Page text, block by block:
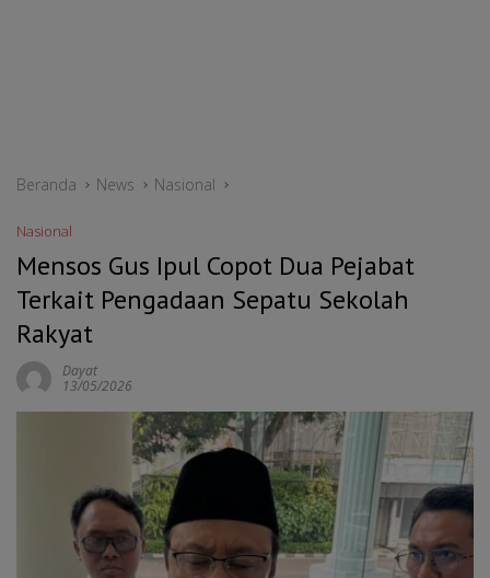
Beranda News Nasional
Nasional
Mensos Gus Ipul Copot Dua Pejabat
Terkait Pengadaan Sepatu Sekolah
Rakyat
Dayat
13/05/2026